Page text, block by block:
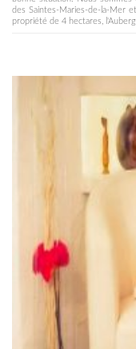
des Saintes-Maries-de-la-Mer
propriété de 4 hectares,